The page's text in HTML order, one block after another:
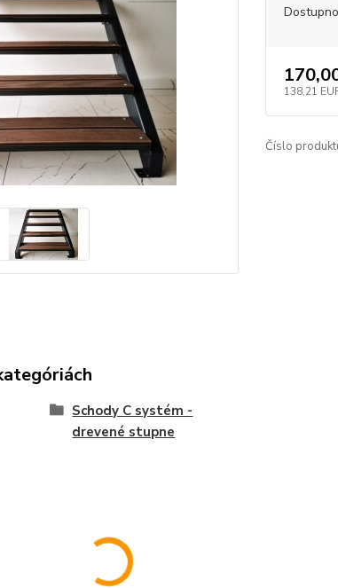
138,21
Číslo
Schody C systém -
drevené stupne